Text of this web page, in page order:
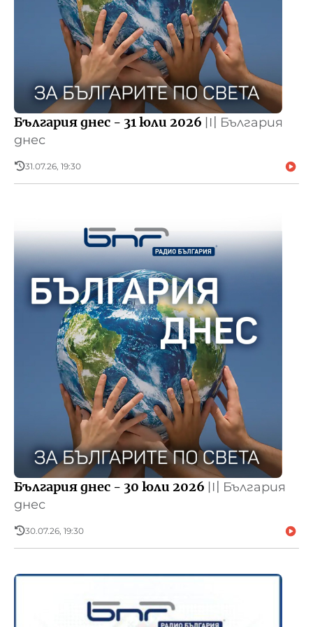
България днес - 31 юли 2026 〣
България
днес
31.07.26, 19:30
България днес - 30 юли 2026 〣
България
днес
30.07.26, 19:30